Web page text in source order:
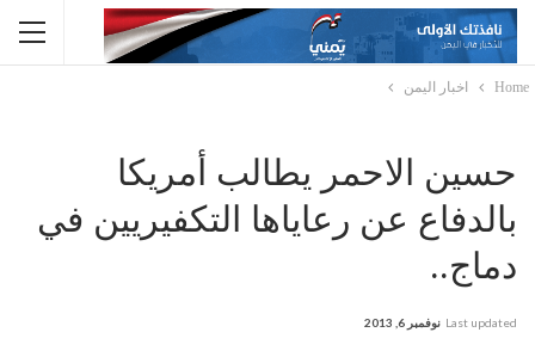
Home اخبار اليمن
حسين الاحمر يطالب أمريكا
بالدفاع عن رعاياها التكفيريين في
دماج..
Last updated نوفمبر 6, 2013